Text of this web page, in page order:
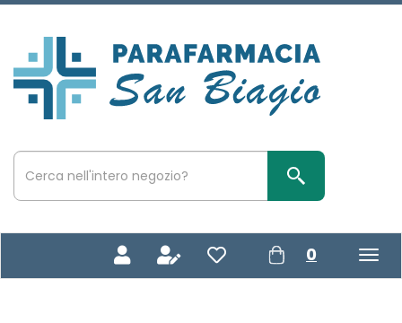
Passa
principale
San
Biagio
Cerca
Prodotto
Cerca Prodotto
0 prodotti
inseriti